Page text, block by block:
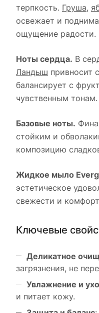
терпкость. Груша,
освежает и
ощущение радости.
Ноты сердца. В
Ландыш привносит
балансирует с
чувственным тонам.
Базовые ноты.
стойким и
композицию
Жидкое мыло
эстетическое
свежести и
Ключевые
Деликатное
загрязнения, не
Увлажнение и
и питает кожу.